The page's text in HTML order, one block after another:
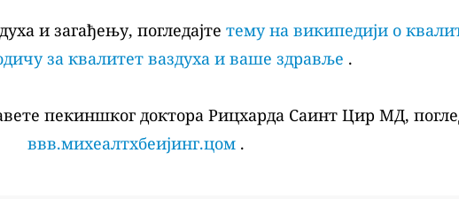
и загађењу, погледајте тему на википедији о
за квалитет ваздуха и ваше здравље .
пекиншког доктора Рицхарда Саинт Цир МД,
ввв.михеалтхбеијинг.цом.